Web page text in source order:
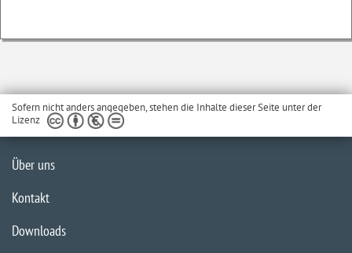
Sofern nicht anders angegeben, stehen die Inhalte dieser Seite unter der
Lizenz
Über uns
Kontakt
Downloads